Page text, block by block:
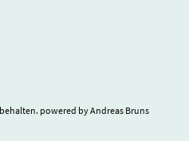
powered by Andreas Bruns